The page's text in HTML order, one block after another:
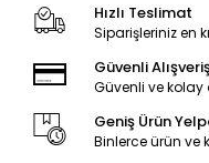
Hızlı Teslimat
Siparişleriniz en
Güvenli
Güvenli ve
Geniş Ürün
Binlerce ürün